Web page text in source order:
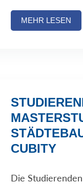
MEHR LESEN
CUBITY
Die